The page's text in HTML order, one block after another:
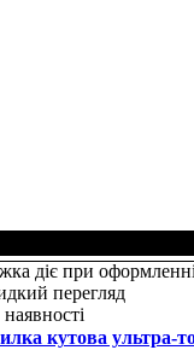
діє при
перегляд
кутова ультра-